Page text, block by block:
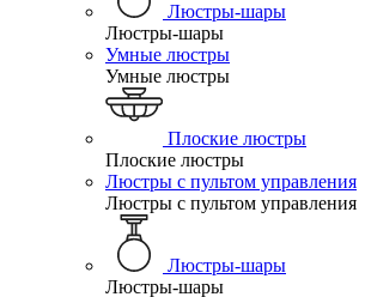
Люстры-шары
Люстры-шары
Умные люстры
Умные люстры
Плоские люстры
Плоские люстры
Люстры с пультом управления
Люстры с пультом управления
Люстры-шары
Люстры-шары